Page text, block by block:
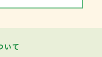
いて